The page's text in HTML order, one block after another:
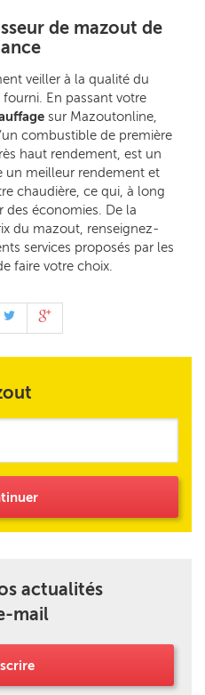
de mazout de
veiller à la qualité du
En passant votre
sur Mazoutonline,
combustible de première
haut rendement, est un
un meilleur rendement et
chaudière, ce qui, à long
des économies. De la
du mazout, renseignez-
services proposés par les
faire votre choix.
actualités
mail